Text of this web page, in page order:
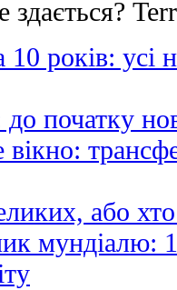
10 років:
до початку
вікно:
або
мундіалю: